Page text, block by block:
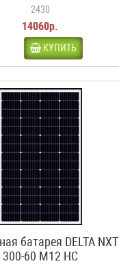
2430
14060р.
КУПИТЬ
батарея DELTA NXT
300-60 M12 HC